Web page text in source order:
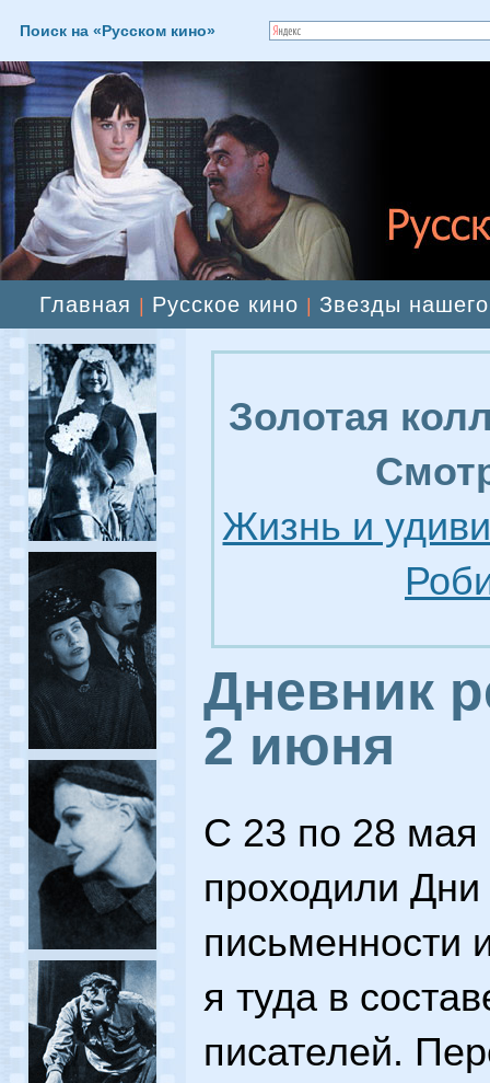
Поиск на «Русском кино»
Главная Русское кино Звезды
Золотая
Жизнь и
Дневник
2 июня
С 23 по 28 мая
проходили Дни
письменности
я туда в
писателей.